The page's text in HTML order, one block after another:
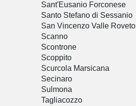
Sant'Eusanio Forconese
Santo Stefano di Sessanio
San Vincenzo Valle Roveto
Scanno
Scontrone
Scoppito
Scurcola Marsicana
Secinaro
Sulmona
Tagliacozzo